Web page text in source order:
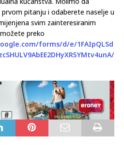
i potrebama stanovništva
koja se odnose na mjesta
Mostara pojedinačno, cjelovito
kućanstva. Molimo da
pitanju i odaberete naselje u
svim zainteresiranim
preko
forms/d/e/1FAIpQLSd